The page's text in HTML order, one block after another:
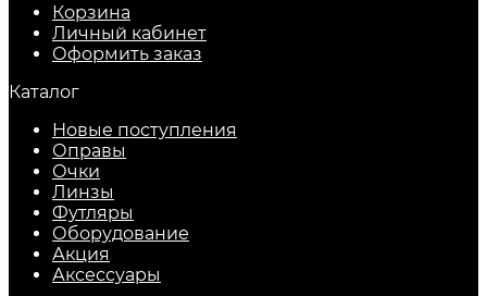
Корзина
Личный кабинет
Оформить заказ
Каталог
Новые поступления
Оправы
Очки
Линзы
Футляры
Оборудование
Акция
Аксессуары